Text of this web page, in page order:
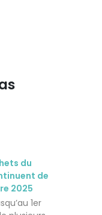
du
de
2025
1er